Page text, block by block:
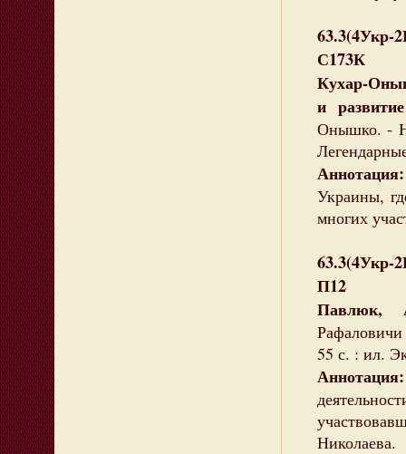
63.3(4Укр-
С173К
Кухар-
и
Онышко. -
Аннотация:
Украины,
многих
63.3(4Укр-
П12
Павлюк,
55 с. : ил.
Аннотация:
Николаева.